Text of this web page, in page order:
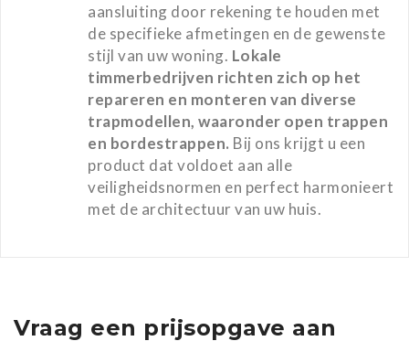
aansluiting door rekening te houden met
de specifieke afmetingen en de gewenste
stijl van uw woning. Lokale
timmerbedrijven richten zich op het
repareren en monteren van diverse
trapmodellen, waaronder open trappen
en bordestrappen. Bij ons krijgt u een
product dat voldoet aan alle
veiligheidsnormen en perfect harmonieert
met de architectuur van uw huis.
Vraag een prijsopgave aan